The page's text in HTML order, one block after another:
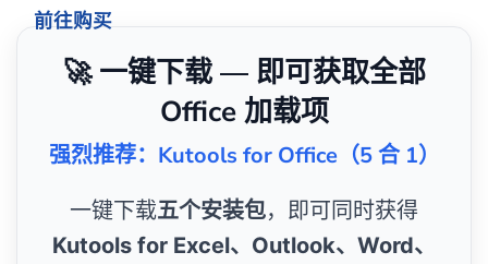
前往购买
🚀 一键下载 — 即可获取全部
Office 加载项
强烈推荐：Kutools for Office（5 合 1）
一键下载五个安装包，即可同时获得
Kutools for Excel、Outlook、Word、